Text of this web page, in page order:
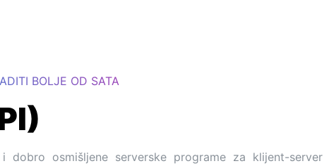
BOLJE OD SATA
i dobro osmišljene serverske programe za klijent-server